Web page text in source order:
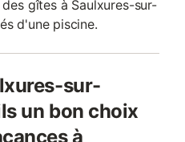
gîtes à Saulxures-sur-
d'une piscine.
sur-
un bon choix
à